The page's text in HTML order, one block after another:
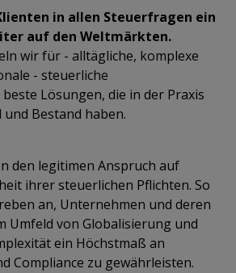
in allen Steuerfragen ein
auf den Weltmärkten.
wir für - alltägliche, komplexe
- steuerliche
Lösungen, die in der Praxis
Bestand haben.
den legitimen Anspruch auf
ihrer steuerlichen Pflichten. So
an, Unternehmen und deren
Umfeld von Globalisierung und
ein Höchstmaß an
Compliance zu gewährleisten.